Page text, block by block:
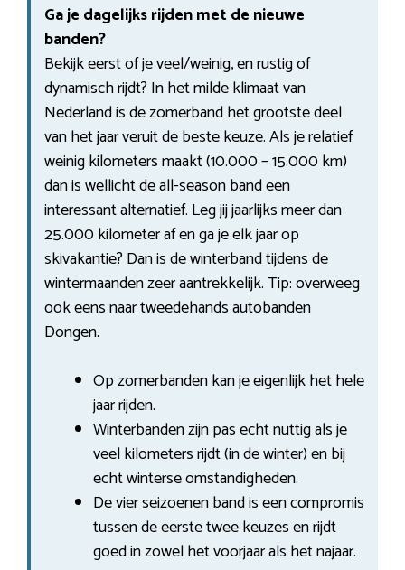
Ga je dagelijks rijden met de nieuwe
banden?
Bekijk eerst of je veel/weinig, en rustig of
dynamisch rijdt? In het milde klimaat van
Nederland is de zomerband het grootste deel
van het jaar veruit de beste keuze. Als je relatief
weinig kilometers maakt (10.000 – 15.000 km)
dan is wellicht de all-season band een
interessant alternatief. Leg jij jaarlijks meer dan
25.000 kilometer af en ga je elk jaar op
skivakantie? Dan is de winterband tijdens de
wintermaanden zeer aantrekkelijk. Tip: overweeg
ook eens naar tweedehands autobanden
Dongen.
Op zomerbanden kan je eigenlijk het hele
jaar rijden.
Winterbanden zijn pas echt nuttig als je
veel kilometers rijdt (in de winter) en bij
echt winterse omstandigheden.
De vier seizoenen band is een compromis
tussen de eerste twee keuzes en rijdt
goed in zowel het voorjaar als het najaar.